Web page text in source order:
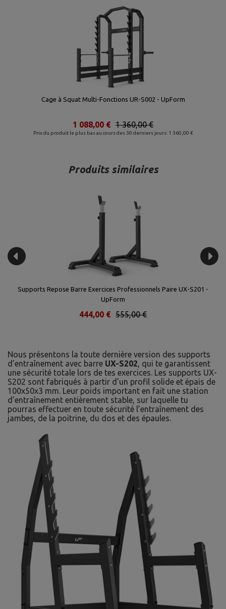
Cage à Squat Multi-Fonctions UR-S002 - UpForm
Prix du produit le plus bas au cours des 30 derniers jours: 1 360,00 €
1 360,00 €
1 088,00 €
Produits similaires
Supports Repose Barre Exercices Professionnels Paire UX-S201 -
UpForm
555,00 €
444,00 €
Nous présentons la toute dernière version des supports
d’entraînement avec barre UX-S202, qui te garantissent
une sécurité totale lors de tes exercices. Les supports UX-
S202 sont fabriqués à partir d’un profil solide et épais de
100x50x3 mm. Leur poids important en fait une station
d’entraînement entièrement stable, sur laquelle tu
pourras effectuer en toute sécurité l’entraînement des
jambes, de la poitrine, du dos et des épaules.